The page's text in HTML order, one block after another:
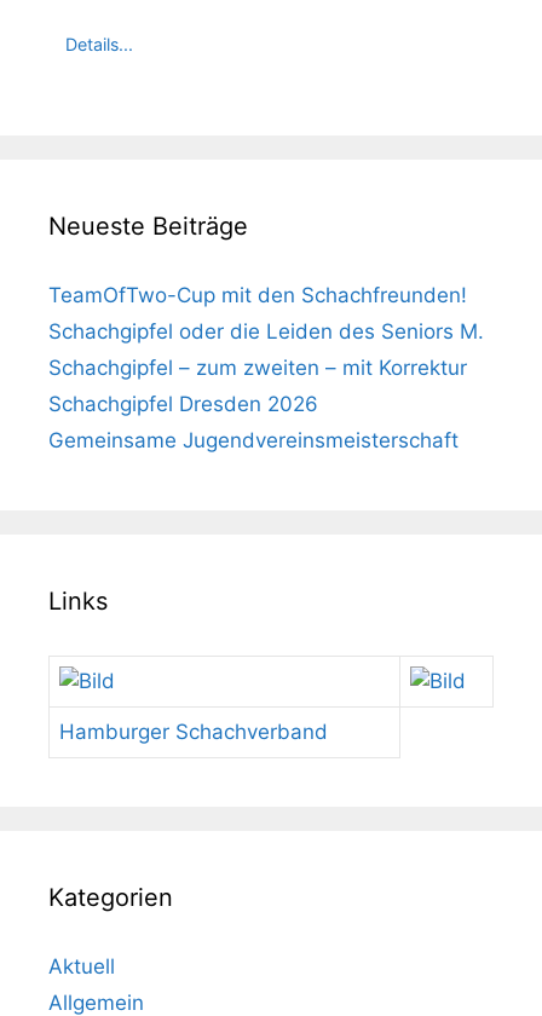
Details...
Neueste Beiträge
TeamOfTwo-Cup mit den Schachfreunden!
Schachgipfel oder die Leiden des Seniors M.
Schachgipfel – zum zweiten – mit Korrektur
Schachgipfel Dresden 2026
Gemeinsame Jugendvereinsmeisterschaft
Links
Hamburger Schachverband
Kategorien
Aktuell
Allgemein